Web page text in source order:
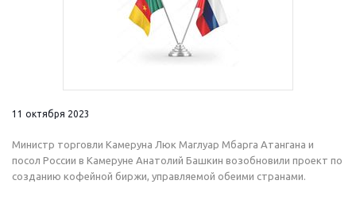
11 октября 2023
Министр торговли Камеруна Люк Маглуар Мбарга Атангана и
посол России в Камеруне Анатолий Башкин возобновили проект по
созданию кофейной биржи, управляемой обеими странами.